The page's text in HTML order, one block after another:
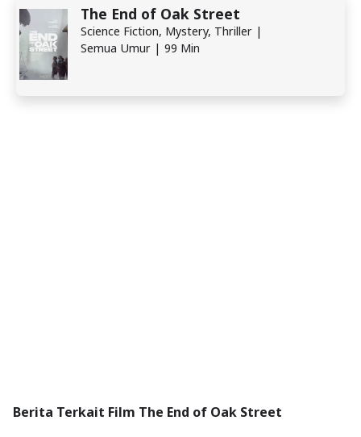
The End of Oak Street
Science Fiction, Mystery, Thriller |
Semua Umur | 99 Min
Berita Terkait Film The End of Oak Street